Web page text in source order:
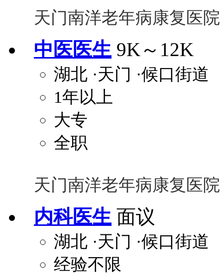
天门南洋老年病康复医院
中医医生 9K～12K
湖北 ·天门 ·候口街道
1年以上
大专
全职
天门南洋老年病康复医院
内科医生 面议
湖北 ·天门 ·候口街道
经验不限